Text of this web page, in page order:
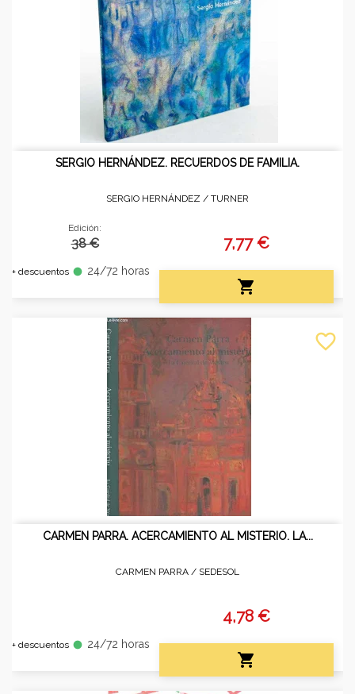
SERGIO HERNÁNDEZ. RECUERDOS DE FAMILIA.
SERGIO HERNÁNDEZ / TURNER
Edición:
38 €
+ descuentos fiber_manual_record 24/72 horas
7,77 €

CARMEN PARRA. ACERCAMIENTO AL MISTERIO. LA...
CARMEN PARRA / SEDESOL
+ descuentos fiber_manual_record 24/72 horas
4,78 €

favorite_border